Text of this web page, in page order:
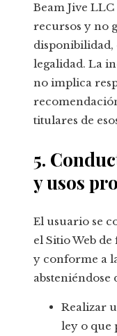
Beam Jive
recursos y no
disponibilidad,
legalidad. La
no implica
titulares de
5.
y usos
El usuario se
el Sitio Web
y conforme a
absteniéndose
Realizar
ley o que